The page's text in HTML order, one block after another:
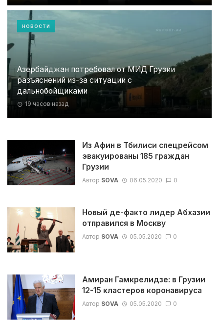
Азербайджан потребовал от МИД Грузии
разъяснений из-за ситуации с
дальнобойщиками
19 часов назад
НОВОСТИ
Из Афин в Тбилиси спецрейсом
эвакуированы 185 граждан
Грузии
Автор SOVA 06.05.2020 0
Новый де-факто лидер Абхазии
отправился в Москву
Автор SOVA 05.05.2020 0
Амиран Гамкрелидзе: в Грузии
12-15 кластеров коронавируса
Автор SOVA 05.05.2020 0